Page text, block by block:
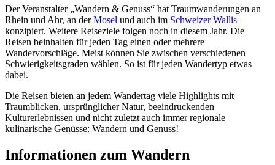
Der Veranstalter „Wandern & Genuss“ hat Traumwanderungen an
Rhein und Ahr, an derMosel und auch im Schweizer Wallis
konzipiert. Weitere Reiseziele folgen noch in diesem Jahr. Die
Reisen beinhalten für jeden Tag einen oder mehrere
Wandervorschläge. Meist können Sie zwischen verschiedenen
Schwierigkeitsgraden wählen. So ist für jeden Wandertyp etwas
dabei.
Die Reisen bieten an jedem Wandertag viele Highlights mit
Traumblicken, ursprünglicher Natur, beeindruckenden
Kulturerlebnissen und nicht zuletzt auch immer regionale
kulinarische Genüsse: Wandern und Genuss!
Informationen zum Wandern